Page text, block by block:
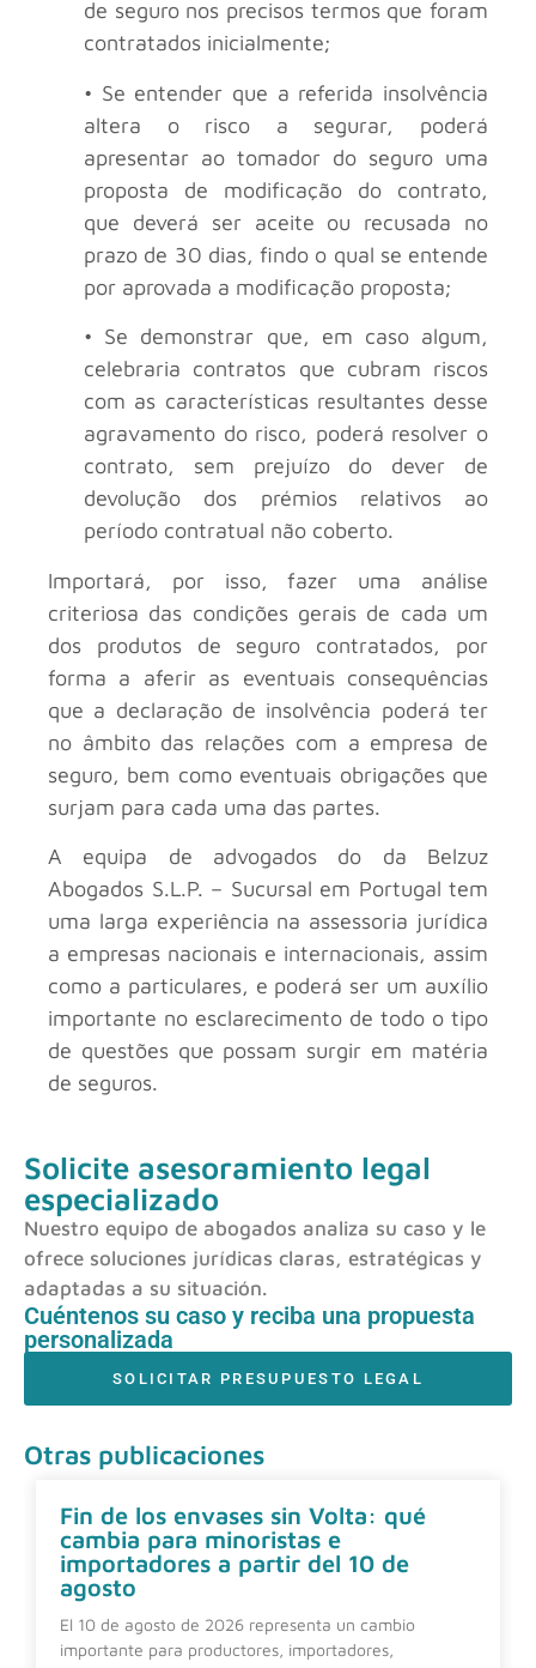
de seguro nos precisos termos que foram
contratados inicialmente;
• Se entender que a referida insolvência
altera o risco a segurar, poderá
apresentar ao tomador do seguro uma
proposta de modificação do contrato,
que deverá ser aceite ou recusada no
prazo de 30 dias, findo o qual se entende
por aprovada a modificação proposta;
• Se demonstrar que, em caso algum,
celebraria contratos que cubram riscos
com as características resultantes desse
agravamento do risco, poderá resolver o
contrato, sem prejuízo do dever de
devolução dos prémios relativos ao
período contratual não coberto.
Importará, por isso, fazer uma análise
criteriosa das condições gerais de cada um
dos produtos de seguro contratados, por
forma a aferir as eventuais consequências
que a declaração de insolvência poderá ter
no âmbito das relações com a empresa de
seguro, bem como eventuais obrigações que
surjam para cada uma das partes.
A equipa de advogados do da Belzuz
Abogados S.L.P. – Sucursal em Portugal tem
uma larga experiência na assessoria jurídica
a empresas nacionais e internacionais, assim
como a particulares, e poderá ser um auxílio
importante no esclarecimento de todo o tipo
de questões que possam surgir em matéria
de seguros.
Solicite asesoramiento legal
especializado
Nuestro equipo de abogados analiza su caso y le
ofrece soluciones jurídicas claras, estratégicas y
adaptadas a su situación.
Cuéntenos su caso y reciba una propuesta
personalizada
SOLICITAR PRESUPUESTO LEGAL
Otras publicaciones
Fin de los envases sin Volta: qué
cambia para minoristas e
importadores a partir del 10 de
agosto
El 10 de agosto de 2026 representa un cambio
importante para productores, importadores,